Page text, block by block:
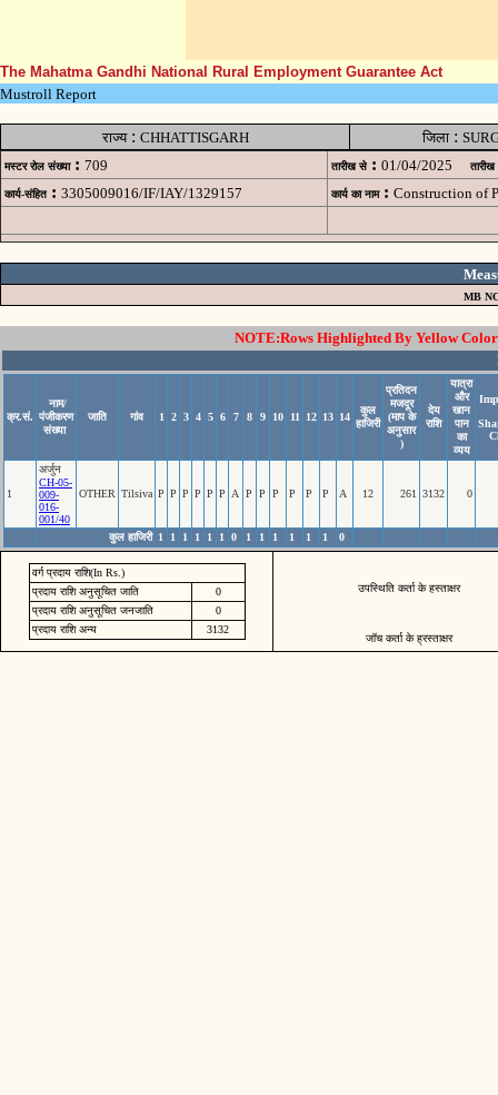
The Mahatma Gandhi National Rural Employment Guarantee Act
Mustroll Report
राज्य: CHHATTISGARH जिला :
मस्टर रोल संख्या : 709 तारीख से : 01/04/2025 तारीख
कार्य-संहित : 3305009016/IF/IAY/1329157 कार्य का नाम : Construction of
MB
NOTE:Rows Highlighted By Yellow
क्र.सं.
नाम/
पंजीकरण
संख्या
जाति गांव 1 2 3 4 5 6 7 8 9 10 11 12 13 14
कुल
हाजिरी
प्रतिदन
मजदूर
(माप के
अनुसार
)
देय
राशि
यात्रा
और
खान
पान
का
व्यय
1
अर्जुन
CH-05-
009-
016-
001/40
OTHER Tilsiva P P P P P P A P P P P P P A 12 261 3132 0
कुल हाजिरी 1 1 1 1 1 1 0 1 1 1 1 1 1 0
वर्ग प्रदाय राशि(In Rs.)
प्रदाय राशि अनुसूचित जाति
0
प्रदाय राशि अनुसूचित जनजाति
0
प्रदाय राशि अन्य
3132
उपस्थिति कर्ता के हस्ताक्षर
जॉच कर्ता के ह्रस्ताक्षर